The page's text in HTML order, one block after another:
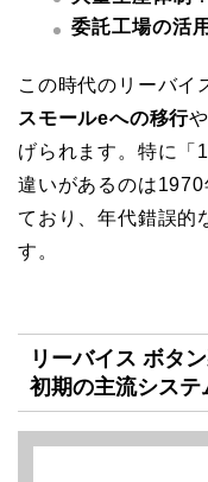
委託工場の活用
この時代のリーバイ
スモールeへの移行
げられます。特に「
違いがあるのは
ており、年代錯誤的
す。
リーバイス ボタ
初期の主流システ